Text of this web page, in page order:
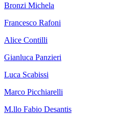
Bronzi Michela
Francesco Rafoni
Alice Contilli
Gianluca Panzieri
Luca Scabissi
Marco Picchiarelli
M.llo Fabio Desantis